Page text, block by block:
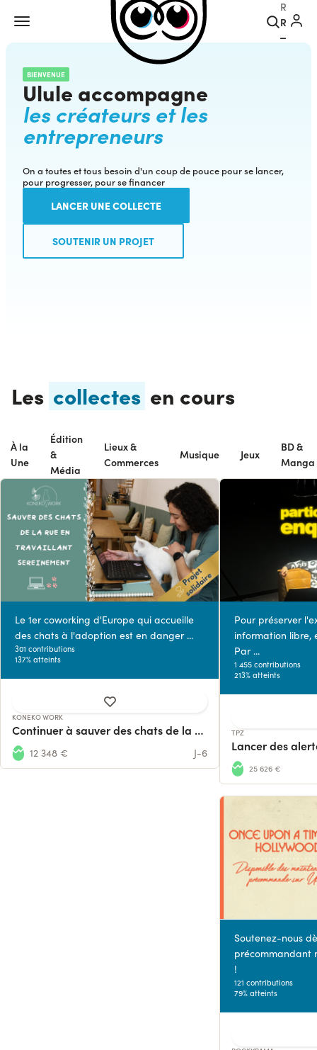
BIENVENUE
Ulule accompagne
les créateurs et les
entrepreneurs
On a toutes et tous besoin d'un coup de pouce pour se lancer,
pour progresser, pour se financer
LANCER UNE COLLECTE
SOUTENIR UN PROJET
Les collectes en cours
À la
Une
Édition
&
Média
Lieux &
Commerces
Musique Jeux
BD &
Manga
Le 1er coworking d'Europe qui accueille
des chats à l'adoption est en danger ...
301 contributions
137% atteints
KONEKO WORK
Continuer à sauver des chats de la rue dans notre coworking!
12 348 € J-6
Pour préserver
information libre,
Par ...
1 455 contributions
213% atteints
TPZ
25 626 €
Soutenez-nous
précommandant
!
121 contributions
79% atteints